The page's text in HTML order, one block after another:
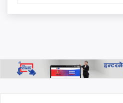
सीईओ पक्राउ
थप हेर्नुहोस